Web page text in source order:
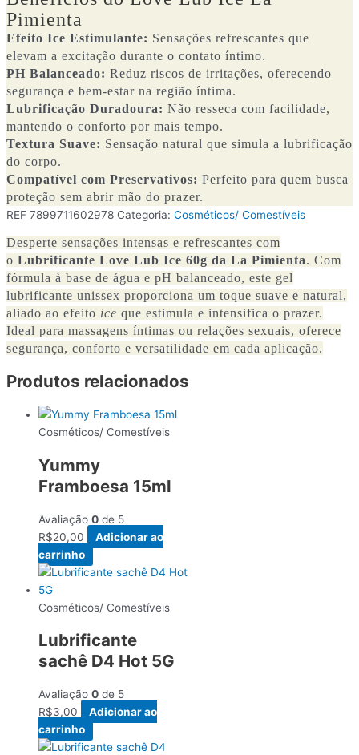
Pimienta
Efeito Ice Estimulante: Sensações refrescantes que
elevam a excitação durante o contato íntimo.
PH Balanceado: Reduz riscos de irritações, oferecendo
segurança e bem-estar na região íntima.
Lubrificação Duradoura: Não resseca com facilidade,
mantendo o conforto por mais tempo.
Textura Suave: Sensação natural que simula a lubrificação
do corpo.
Compatível com Preservativos: Perfeito para quem busca
proteção sem abrir mão do prazer.
REF 7899711602978 Categoria: Cosméticos/ Comestíveis
Desperte sensações intensas e refrescantes com
o Lubrificante Love Lub Ice 60g da La Pimienta. Com
fórmula à base de água e pH balanceado, este gel
lubrificante unissex proporciona um toque suave e natural,
aliado ao efeito ice que estimula e intensifica o prazer.
Ideal para massagens íntimas ou relações sexuais, oferece
segurança, conforto e versatilidade em cada aplicação.
Produtos relacionados
Cosméticos/ Comestíveis
Yummy
Framboesa 15ml
Avaliação 0 de 5
R$20,00
Adicionar ao
carrinho
Cosméticos/ Comestíveis
Lubrificante
sachê D4 Hot 5G
Avaliação 0 de 5
R$3,00
Adicionar ao
carrinho